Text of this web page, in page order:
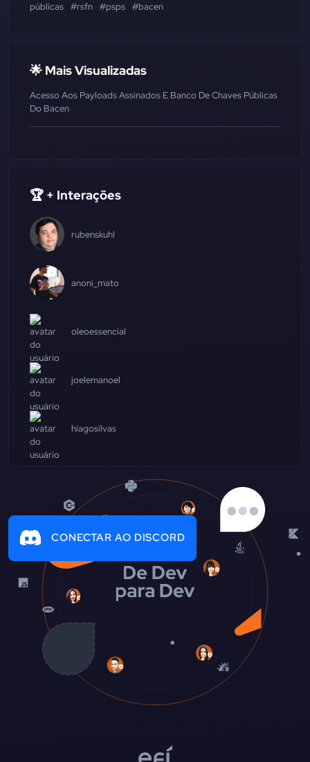
públicas #rsfn #psps #bacen
🌟 Mais Visualizadas
Acesso Aos Payloads Assinados E Banco De Chaves Públicas
Do Bacen
🏆 + Interações
rubenskuhl
anoni_mato
oleoessencial
joelemanoel
hiagosilvas
CONECTAR AO DISCORD